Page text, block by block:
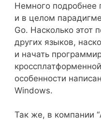
Немного подробнее
и в целом
Go. Насколько этот
других языков,
и начать
особенности
Windows.
Так же, в компании